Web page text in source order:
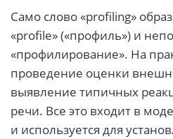
Само слово «profiling»
«profile» («профиль») и
«профилирование». На
проведение оценки
выявление типичных
речи. Все это входит в
и используется для